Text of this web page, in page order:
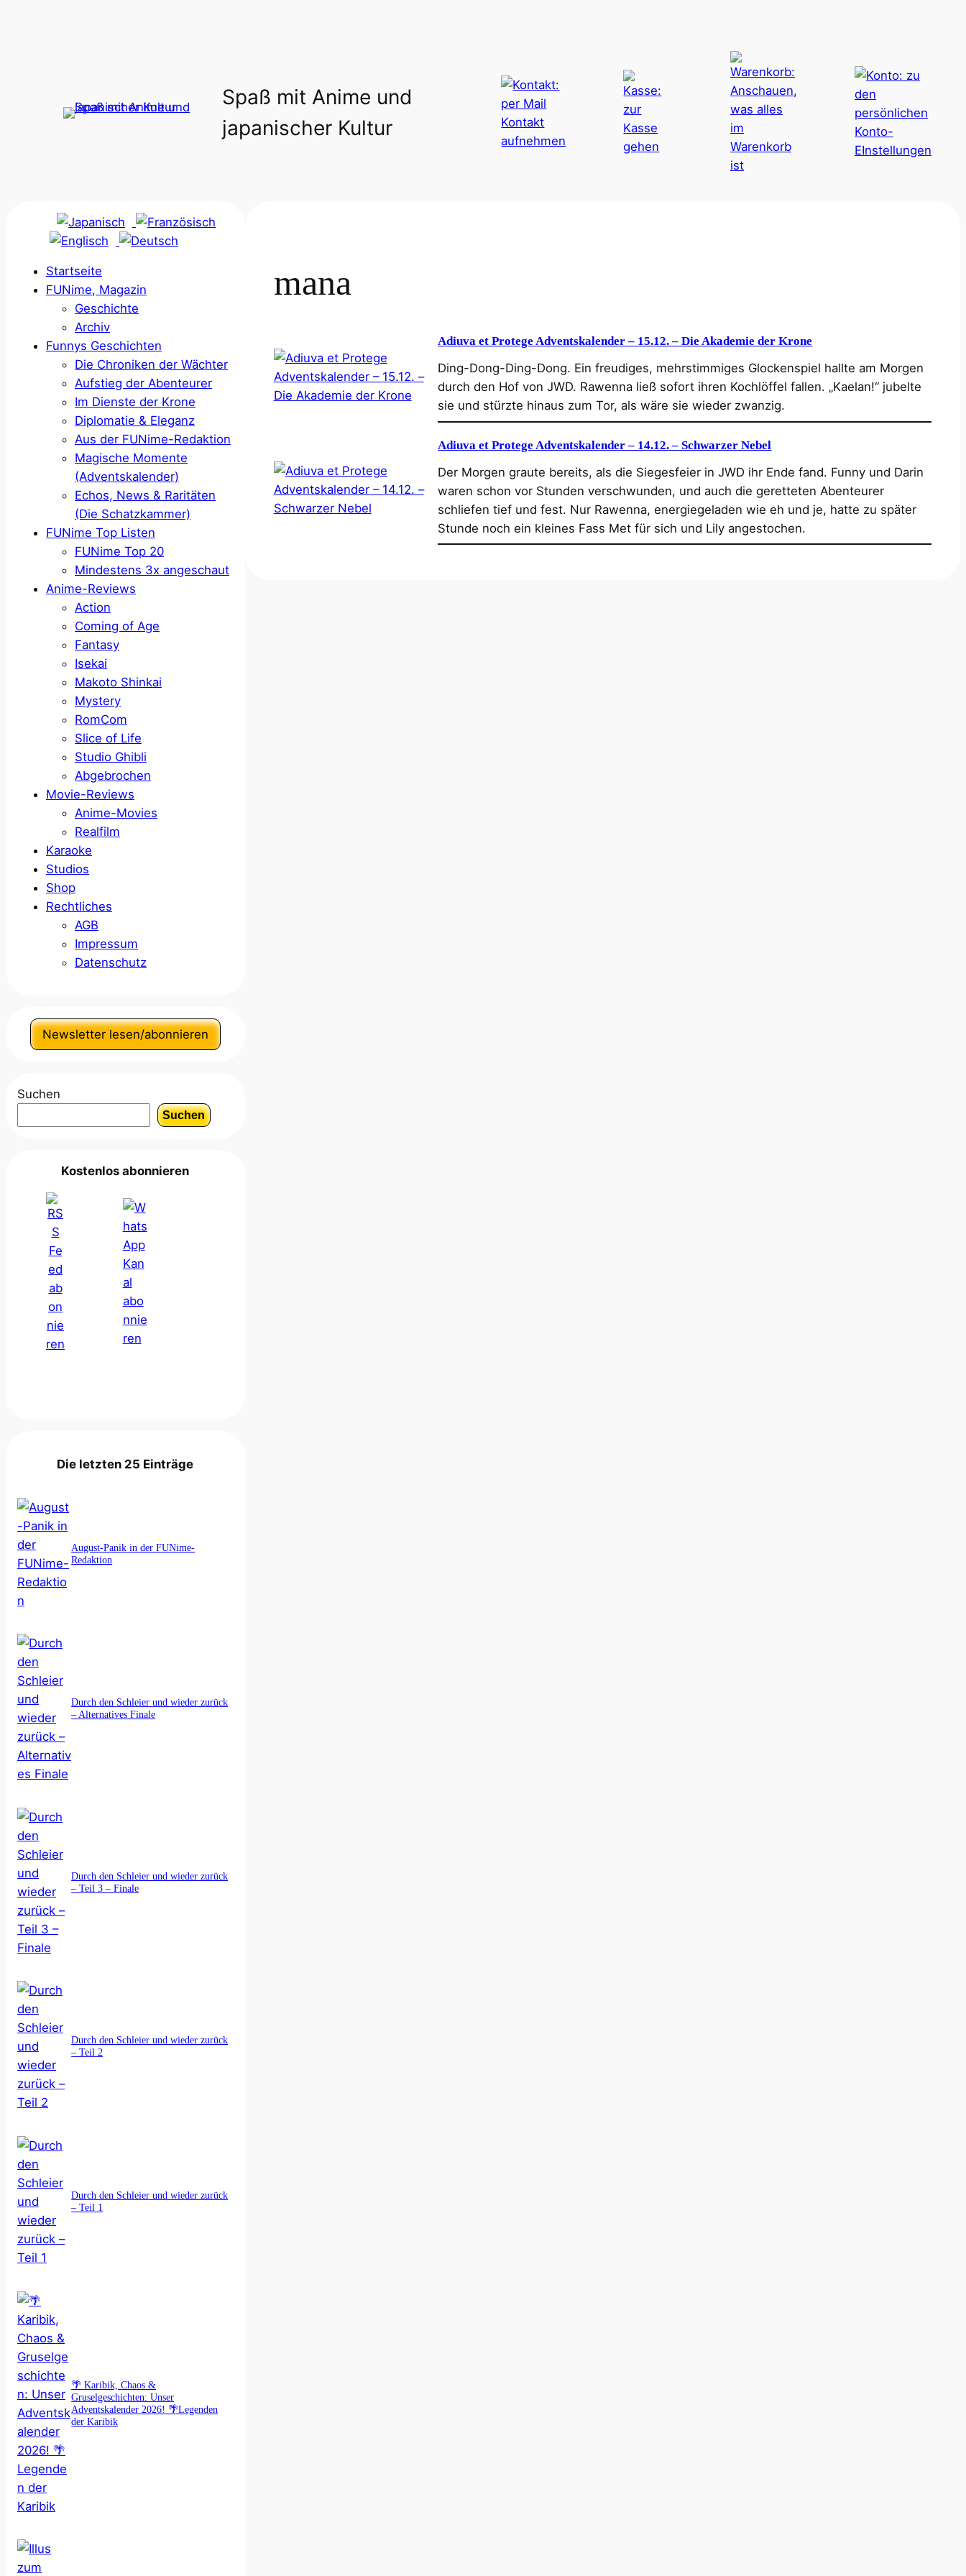
Spaß mit Anime und
japanischer Kultur
Startseite
FUNime, Magazin
Geschichte
Archiv
Funnys Geschichten
Die Chroniken der Wächter
Aufstieg der Abenteurer
Im Dienste der Krone
Diplomatie & Eleganz
Aus der FUNime-Redaktion
Magische Momente
(Adventskalender)
Echos, News & Raritäten
(Die Schatzkammer)
FUNime Top Listen
FUNime Top 20
Mindestens 3x angeschaut
Anime-Reviews
Action
Coming of Age
Fantasy
Isekai
Makoto Shinkai
Mystery
RomCom
Slice of Life
Studio Ghibli
Abgebrochen
Movie-Reviews
Anime-Movies
Realfilm
Karaoke
Studios
Shop
Rechtliches
AGB
Impressum
Datenschutz
Newsletter lesen/abonnieren
Suchen
Suchen
Kostenlos abonnieren
Die letzten 25 Einträge
August-Panik in der FUNime-
Redaktion
Durch den Schleier und wieder zurück
– Alternatives Finale
Durch den Schleier und wieder zurück
– Teil 3 – Finale
Durch den Schleier und wieder zurück
– Teil 2
Durch den Schleier und wieder zurück
– Teil 1
🌴 Karibik, Chaos &
Gruselgeschichten: Unser
Adventskalender 2026! 🌴Legenden
der Karibik
mana
Adiuva et Protege Adventskalender – 15.12. – Die Akademie der Krone
Ding-Dong-Ding-Dong. Ein freudiges, mehrstimmiges Glockenspiel hallte am Morgen
durch den Hof von JWD. Rawenna ließ sofort ihren Kochlöffel fallen. „Kaelan!“ jubelte
sie und stürzte hinaus zum Tor, als wäre sie wieder zwanzig.
Adiuva et Protege Adventskalender – 14.12. – Schwarzer Nebel
Der Morgen graute bereits, als die Siegesfeier in JWD ihr Ende fand. Funny und Darin
waren schon vor Stunden verschwunden, und auch die geretteten Abenteurer
schliefen tief und fest. Nur Rawenna, energiegeladen wie eh und je, hatte zu später
Stunde noch ein kleines Fass Met für sich und Lily angestochen.